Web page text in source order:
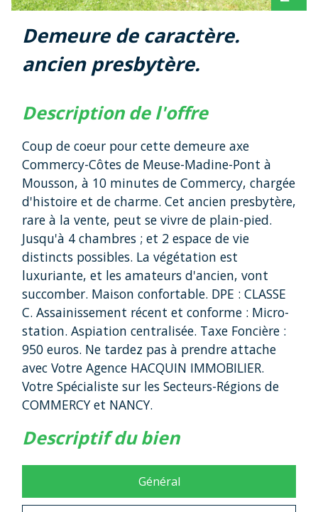
demeure de caractère.
ancien presbytère.
description de l'offre
Coup de coeur pour cette demeure axe
Commercy-Côtes de Meuse-Madine-Pont à
Mousson, à 10 minutes de Commercy, chargée
d'histoire et de charme. Cet ancien presbytère,
rare à la vente, peut se vivre de plain-pied.
Jusqu'à 4 chambres ; et 2 espace de vie
distincts possibles. La végétation est
luxuriante, et les amateurs d'ancien, vont
succomber. Maison confortable. DPE : CLASSE
C. Assainissement récent et conforme : Micro-
station. Aspiation centralisée. Taxe Foncière :
950 euros. Ne tardez pas à prendre attache
avec Votre Agence HACQUIN IMMOBILIER.
Votre Spécialiste sur les Secteurs-Régions de
COMMERCY et NANCY.
descriptif du bien
Général